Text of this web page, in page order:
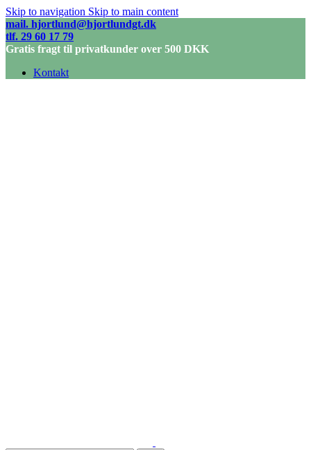
Skip to navigation Skip to main content
mail. hjortlund@hjortlundgt.dk
tlf. 29 60 17 79
Gratis fragt til privatkunder over 500 DKK
Kontakt